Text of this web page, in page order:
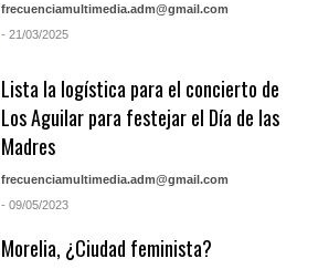
frecuenciamultimedia.adm@gmail.com
- 21/03/2025
Lista la logística para el concierto de
Los Aguilar para festejar el Día de las
Madres
frecuenciamultimedia.adm@gmail.com
- 09/05/2023
Morelia, ¿Ciudad feminista?